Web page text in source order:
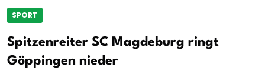
SPORT
Spitzenreiter SC Magdeburg ringt
Göppingen nieder